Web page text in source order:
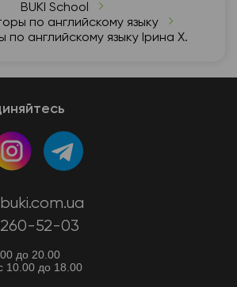
BUKI School
по английскому языку
по английскому языку Ірина Х.
52-03
до 20.00
10.00 до 18.00